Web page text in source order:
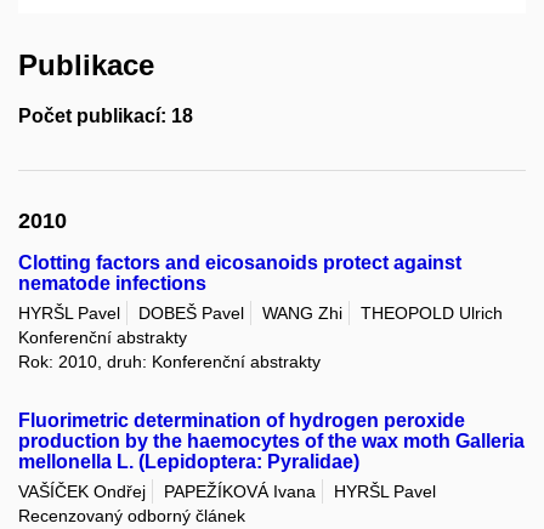
Publikace
Počet publikací: 18
2010
Clotting factors and eicosanoids protect against
nematode infections
HYRŠL Pavel DOBEŠ Pavel WANG Zhi
THEOPOLD Ulrich
Konferenční abstrakty
Rok: 2010, druh: Konferenční abstrakty
Fluorimetric determination of hydrogen peroxide
production by the haemocytes of the wax moth Galleria
mellonella L. (Lepidoptera: Pyralidae)
VAŠÍČEK Ondřej PAPEŽÍKOVÁ Ivana
HYRŠL Pavel
Recenzovaný odborný článek